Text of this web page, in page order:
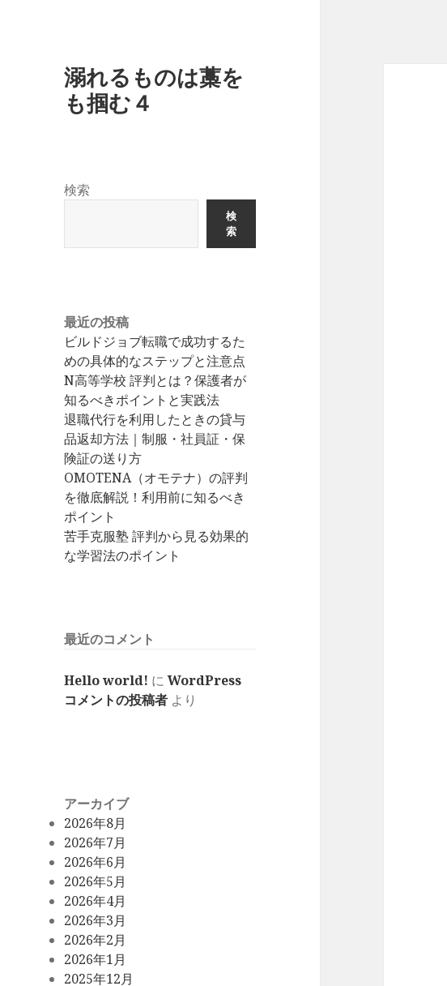
溺れるものは藁を
も掴む４
検索
検
索
最近の投稿
ビルドジョブ転職で成功するた
めの具体的なステップと注意点
N高等学校 評判とは？保護者が
知るべきポイントと実践法
退職代行を利用したときの貸与
品返却方法｜制服・社員証・保
険証の送り方
OMOTENA（オモテナ）の評判
を徹底解説！利用前に知るべき
ポイント
苦手克服塾 評判から見る効果的
な学習法のポイント
最近のコメント
Hello world! にWordPress
コメントの投稿者 より
アーカイブ
2026年8月
2026年7月
2026年6月
2026年5月
2026年4月
2026年3月
2026年2月
2026年1月
2025年12月